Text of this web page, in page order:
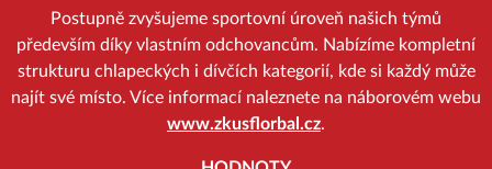
Postupně zvyšujeme sportovní úroveň našich týmů
především díky vlastním odchovancům. Nabízíme kompletní
strukturu chlapeckých i dívčích kategorií, kde si každý může
najít své místo. Více informací naleznete na náborovém webu
www.zkusflorbal.cz.